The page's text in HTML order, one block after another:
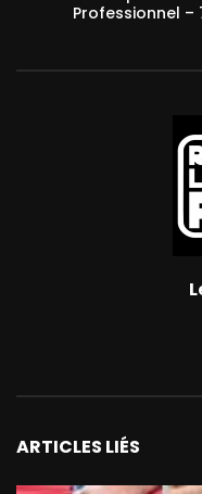
Professionnel –
ARTICLES LIÉS